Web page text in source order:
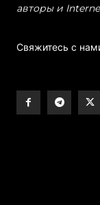
авторы и
Свяжитесь с